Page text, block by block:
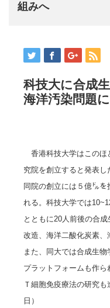
組みへ
科技大に合成
海洋汚染問題
香港科技大学はこのほ
究院を創立すると発表し
同院の創立には５億㌦
れる。科技大学では
とともに20人前後の合
改造、海洋二酸化炭素、
また、同大では合成生
プラットフォームも作
Ｔ細胞免疫療法の研究
日）